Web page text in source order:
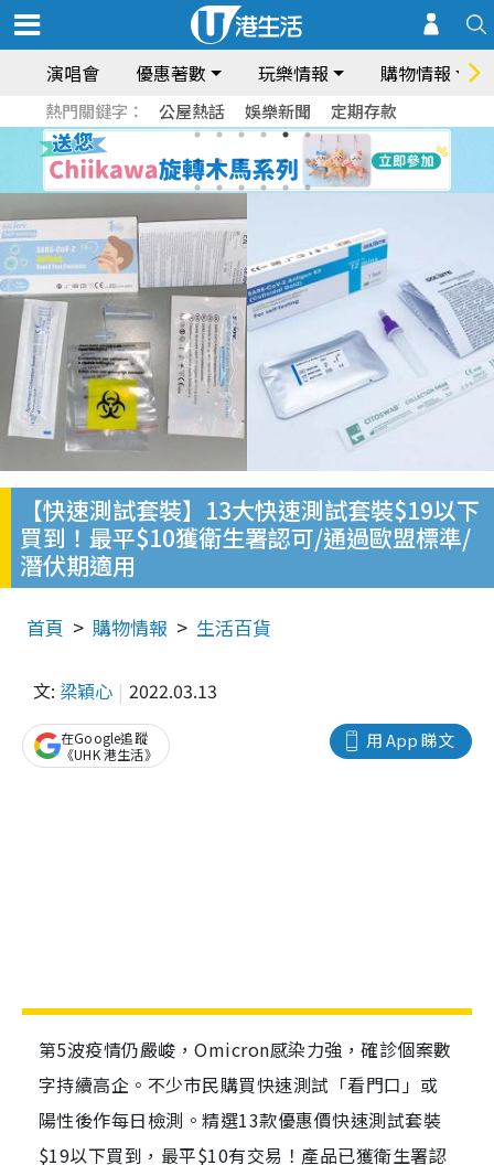
演唱會 優惠著數 玩樂情報 購物情報
熱門關鍵字： 公屋熱話 娛樂新聞 定期存款
【快速測試套裝】13大快速測試套裝$19以下
買到！最平$10獲衛生署認可/通過歐盟標準/
潛伏期適用
首頁 購物情報 生活百貨
文: 梁穎心 2022.03.13
用 App 睇文
在Google追蹤
《UHK 港生活》
第5波疫情仍嚴峻，Omicron感染力強，確診個案數
字持續高企。不少市民購買快速測試「看門口」或
陽性後作每日檢測。精選13款優惠價快速測試套裝
$19以下買到，最平$10有交易！產品已獲衛生署認